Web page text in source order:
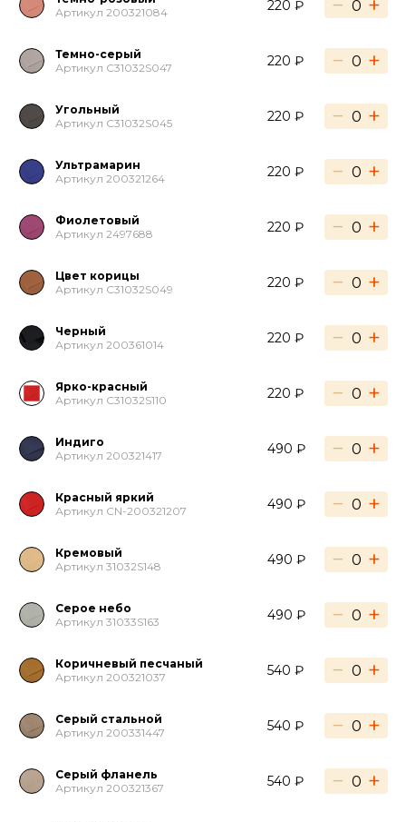
Артикул 200321084
220 ₽
Темно-серый
Артикул C31032S047
220 ₽ − +
Угольный
Артикул C31032S045
220 ₽ − +
Ультрамарин
Артикул 200321264
220 ₽ − +
Фиолетовый
Артикул 2497688
220 ₽ − +
Цвет корицы
Артикул C31032S049
220 ₽ − +
Черный
Артикул 200361014
220 ₽ − +
Ярко-красный
Артикул C31032S110
220 ₽ − +
Индиго
Артикул 200321417
490 ₽ − +
Красный яркий
Артикул CN-200321207
490 ₽ − +
Кремовый
Артикул 31032S148
490 ₽ − +
Серое небо
Артикул 31033S163
490 ₽ − +
Коричневый песчаный
Артикул 200321037
540 ₽ − +
Серый стальной
Артикул 200331447
540 ₽ − +
Серый фланель
Артикул 200321367
540 ₽ − +